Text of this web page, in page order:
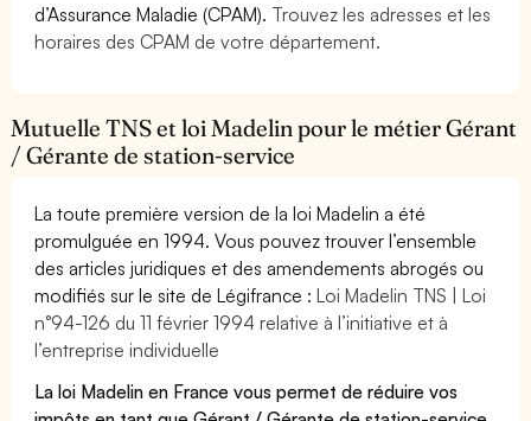
d’Assurance Maladie (CPAM). Trouvez les adresses et les
horaires des CPAM de votre département.
Mutuelle TNS et loi Madelin pour le métier Gérant
/ Gérante de station-service
La toute première version de la loi Madelin a été
promulguée en 1994. Vous pouvez trouver l’ensemble
des articles juridiques et des amendements abrogés ou
modifiés sur le site de Légifrance :Loi Madelin TNS | Loi
n°94-126 du 11 février 1994 relative à l’initiative et à
l’entreprise individuelle
La loi Madelin en France vous permet de réduire vos